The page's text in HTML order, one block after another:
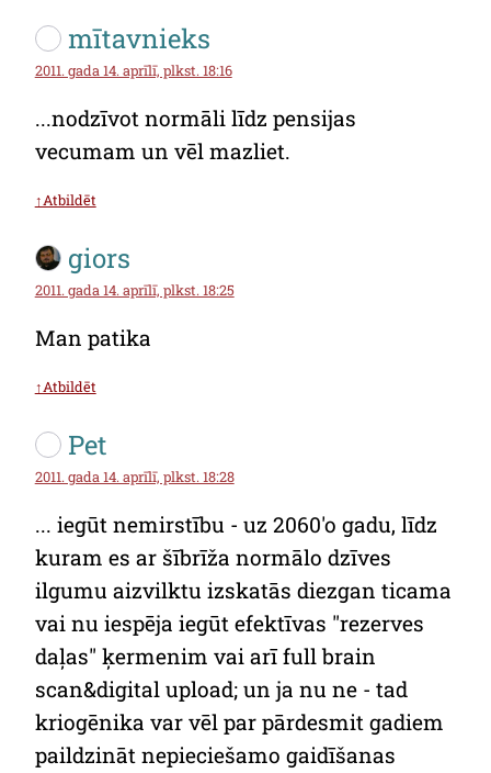
mītavnieks
2011. gada 14. aprīlī, plkst. 18:16
...nodzīvot normāli līdz pensijas
vecumam un vēl mazliet.
↑Atbildēt
giors
2011. gada 14. aprīlī, plkst. 18:25
Man patika
↑Atbildēt
Pet
2011. gada 14. aprīlī, plkst. 18:28
... iegūt nemirstību - uz 2060'o gadu, līdz
kuram es ar šībrīža normālo dzīves
ilgumu aizvilktu izskatās diezgan ticama
vai nu iespēja iegūt efektīvas "rezerves
daļas" ķermenim vai arī full brain
scan&digital upload; un ja nu ne - tad
kriogēnika var vēl par pārdesmit gadiem
paildzināt nepieciešamo gaidīšanas